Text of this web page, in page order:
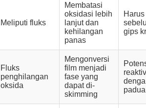
Meliputi fluks
Membatasi
oksidasi lebih
lanjut dan
kehilangan
panas
gips
Fluks
penghilangan
oksida
Mengonversi
film menjadi
fase yang
dapat di-
skimming